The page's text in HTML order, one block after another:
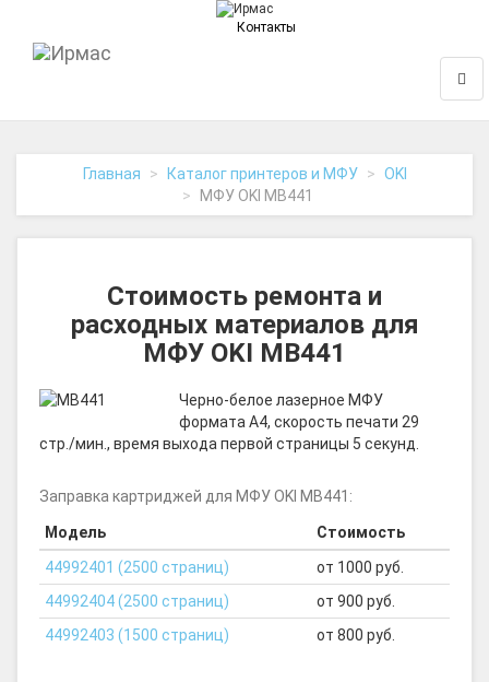
Контакты
Главная Каталог принтеров и МФУ
OKI
МФУ OKI MB441
Стоимость ремонта и
расходных материалов для
МФУ OKI MB441
Черно-белое лазерное МФУ
формата A4, скорость печати 29
стр./мин., время выхода первой страницы 5 секунд.
Заправка картриджей для МФУ OKI MB441:
Модель
Стоимость
44992401 (2500 страниц)
от 1000 руб.
44992404 (2500 страниц)
от 900 руб.
44992403 (1500 страниц)
от 800 руб.